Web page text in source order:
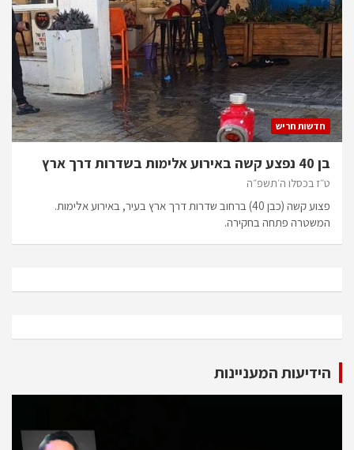
חדשות חריש
בן 40 נפצע קשה באירוע אלימות בשדרות דרך ארץ
ט״ז בכסלו ה׳תשפ״ה
פצוע קשה (כבן 40) ברחוב שדרות דרך ארץ בעיר, באירוע אלימות.
המשטרה פתחה בחקירה.
הידיעות המעניינות